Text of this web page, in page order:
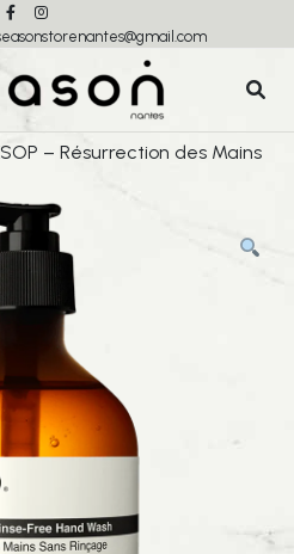
– Résurrection des Mains